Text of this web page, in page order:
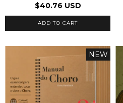
$40.76 USD
ADD TO CART
NEW